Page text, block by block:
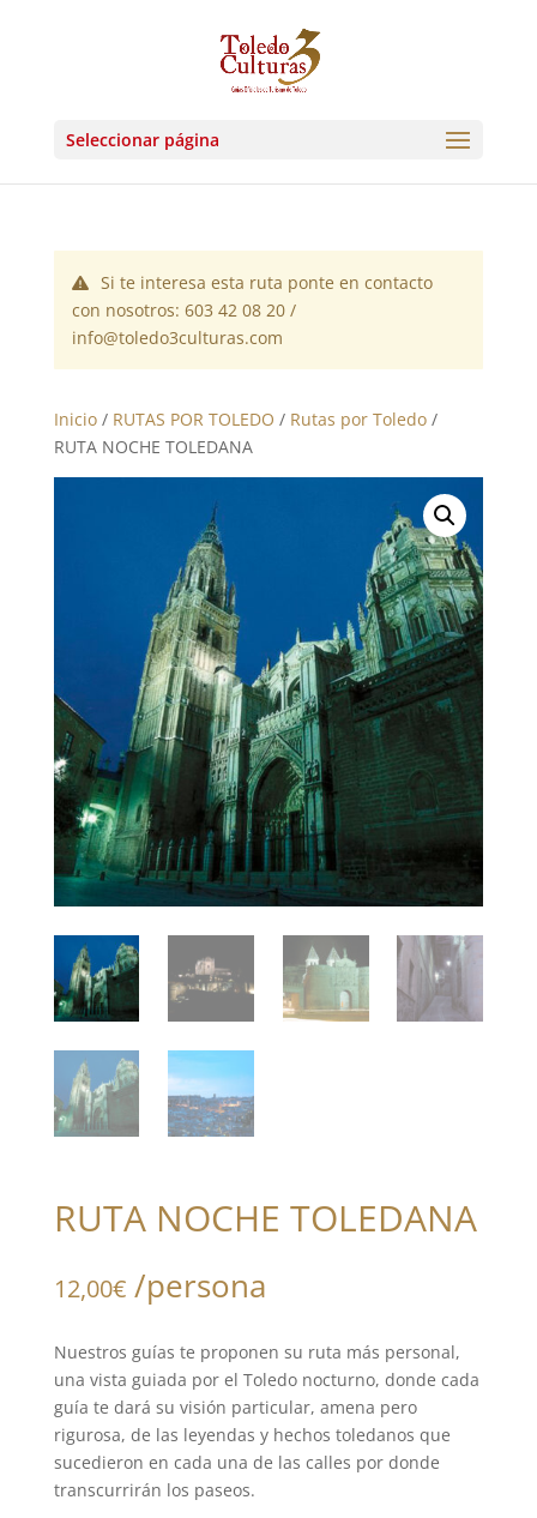
Seleccionar página
Si te interesa esta ruta ponte en contacto
con nosotros: 603 42 08 20 /
info@toledo3culturas.com
Inicio/ RUTAS POR TOLEDO / Rutas por Toledo/
RUTA NOCHE TOLEDANA
RUTA NOCHE TOLEDANA
12,00€/persona
Nuestros guías te proponen su ruta más personal,
una vista guiada por el Toledo nocturno, donde cada
guía te dará su visión particular, amena pero
rigurosa, de las leyendas y hechos toledanos que
sucedieron en cada una de las calles por donde
transcurrirán los paseos.